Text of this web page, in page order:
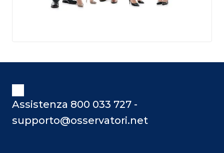
Assistenza 800 033 727 -
supporto@osservatori.net